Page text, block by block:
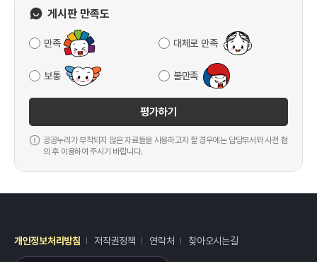
게시판 만족도
만족 대체로 만족
보통 불만족
평가하기
공공누리가 부착되지 않은 자료들을 사용하고자 할 경우에는 담당부서와 사전 협
의 후 이용하여 주시기 바랍니다.
개인정보처리방침 저작권정책 연락처 찾아오시는길